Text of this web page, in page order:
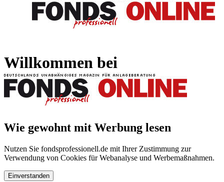
Willkommen bei
Wie gewohnt mit Werbung lesen
Nutzen Sie fondsprofessionell.de mit Ihrer Zustimmung zur
Verwendung von Cookies für Webanalyse und Werbemaßnahmen.
Einverstanden